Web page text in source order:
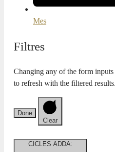
Mes
Filtres
Changing any of the form
to refresh with the filtered results.
Done
Clear
CICLES ADDA: